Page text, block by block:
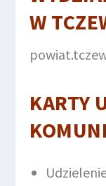
W
KARTY